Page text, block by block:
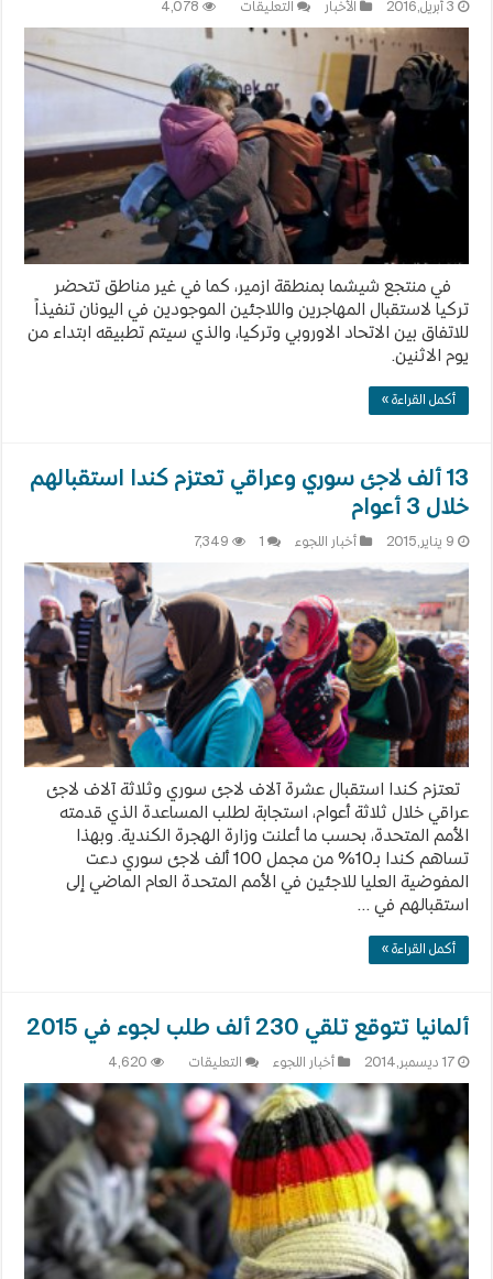
3 أبريل,2016 الأخبار التعليقات
العد
العكسي
تطبيق
عملية
ترحيل
اللاجئين
من
اليونان
الى
تركيا
مغلقة
4,078
في منتجع شيشما بمنطقة ازمير، كما في غير مناطق تتحضر
تركيا لاستقبال المهاجرين واللاجئين الموجودين في اليونان تنفيذاً
للاتفاق بين الاتحاد الاوروبي وتركيا، والذي سيتم تطبيقه ابتداء من
يوم الاثنين.
أكمل القراءة »
13 ألف لاجئ سوري وعراقي تعتزم كندا استقبالهم
خلال 3 أعوام
9 يناير,2015 أخبار اللجوء 1
7,349
تعتزم كندا استقبال عشرة آلاف لاجئ سوري وثلاثة آلاف لاجئ
عراقي خلال ثلاثة أعوام، استجابة لطلب المساعدة الذي قدمته
الأمم المتحدة، بحسب ما أعلنت وزارة الهجرة الكندية. وبهذا
تساهم كندا بـ10% من مجمل 100 ألف لاجئ سوري دعت
المفوضية العليا للاجئين في الأمم المتحدة العام الماضي إلى
استقبالهم في …
أكمل القراءة »
ألمانيا تتوقع تلقي 230 ألف طلب لجوء في 2015
17 ديسمبر,2014 أخبار اللجوء التعليقات
تتوقع
تلقي
230
ألف
طلب
لجوء
في
2015
مغلقة
4,620